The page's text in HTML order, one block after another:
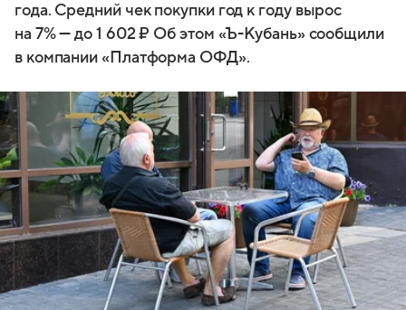
года. Средний чек покупки год к году вырос
на 7% — до 1 602 ₽ Об этом «Ъ-Кубань» сообщили
в компании «Платформа ОФД».